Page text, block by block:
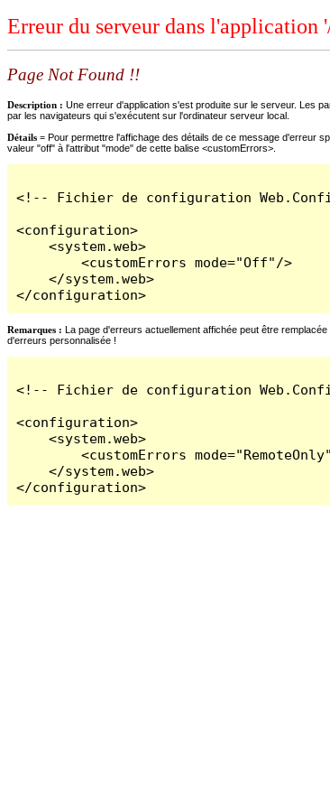
Erreur du serveur dans l'application
Page Not Found !!
Description : Une erreur d'application s'est produite sur le serveur. Les
par les navigateurs qui s'exécutent sur l'ordinateur serveur local.
Détails = Pour permettre l'affichage des détails de ce message d'erreur
valeur "off" à l'attribut "mode" de cette balise <customErrors>.
<!-- Fichier de configuration
<configuration>
    <system.web>
        <customErrors mode="Off"/>
    </system.web>
</configuration>
Remarques : La page d'erreurs actuellement affichée peut être
d'erreurs personnalisée !
<!-- Fichier de configuration
<configuration>
    <system.web>
<customErrors
    </system.web>
</configuration>